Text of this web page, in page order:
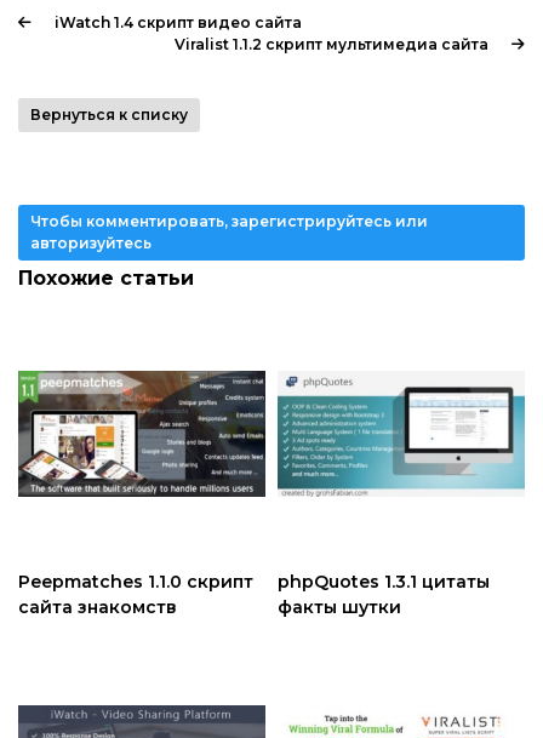
iWatch 1.4 скрипт видео сайта
Viralist 1.1.2 скрипт мультимедиа сайта
Вернуться к списку
Чтобы комментировать, зарегистрируйтесь или
авторизуйтесь
Похожие статьи
Peepmatches 1.1.0 скрипт
сайта знакомств
phpQuotes 1.3.1 цитаты
факты шутки